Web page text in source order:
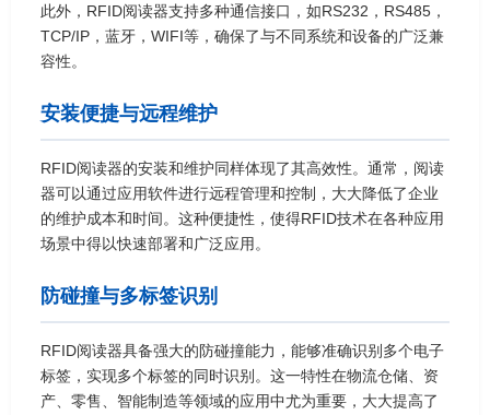
此外，RFID阅读器支持多种通信接口，如RS232，RS485，
TCP/IP，蓝牙，WIFI等，确保了与不同系统和设备的广泛兼
容性。
安装便捷与远程维护
RFID阅读器的安装和维护同样体现了其高效性。通常，阅读
器可以通过应用软件进行远程管理和控制，大大降低了企业
的维护成本和时间。这种便捷性，使得RFID技术在各种应用
场景中得以快速部署和广泛应用。
防碰撞与多标签识别
RFID阅读器具备强大的防碰撞能力，能够准确识别多个电子
标签，实现多个标签的同时识别。这一特性在物流仓储、资
产、零售、智能制造等领域的应用中尤为重要，大大提高了